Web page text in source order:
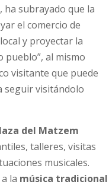
ha subrayado que la
el comercio de
y proyectar la
pueblo”, al mismo
visitante que puede
seguir visitándolo
del Matzem
talleres, visitas
musicales.
la música tradicional